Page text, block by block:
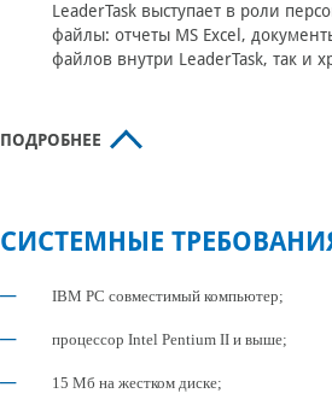
LeaderTask выступает в роли
файлы: отчеты MS Excel,
файлов внутри LeaderTask, так и
ПОДРОБНЕЕ
СИСТЕМНЫЕ
IBM PC совместимый компьютер;
процессор Intel Pentium II и выше;
15 Мб на жестком диске;